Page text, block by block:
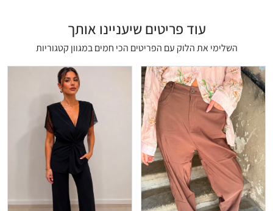
עוד פריטים שיעניינו אותך
השלימי את הלוק עם הפריטים הכי חמים במגוון קטגוריות